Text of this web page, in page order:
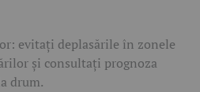
evitați deplasările în zonele
și consultați prognoza
drum.